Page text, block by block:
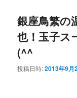
銀座鳥繁の
也！玉子ス
(^^ゞ
投稿日時:2013年9月